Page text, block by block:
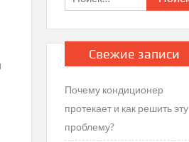
Свежие записи
Почему кондиционер
протекает и как решить эту
проблему?